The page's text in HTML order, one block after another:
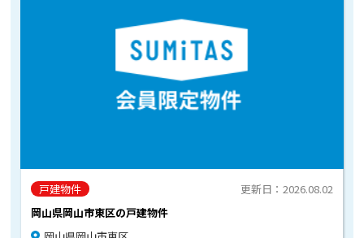
戸建物件
岡山県岡山市東区の戸建物件
更新日：2026.08.02